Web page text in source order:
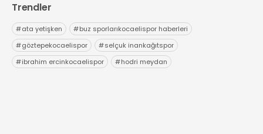
Trendler
#ata yetişken #buz sporlarıkocaelispor haberleri
#göztepekocaelispor #selçuk inankağıtspor
#ibrahim ercinkocaelispor #hodri meydan